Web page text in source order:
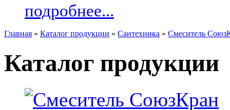
подробнее...
Главная » Каталог продукции » Сантехника » Смеситель
Каталог продукции